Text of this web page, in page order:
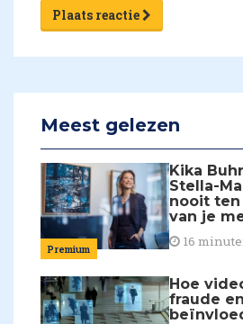
Plaats reactie
Meest gelezen
Premium
Kika
Stella-
nooit ten
van je
16
Hoe
fraude